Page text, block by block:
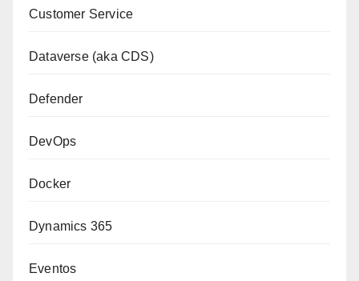
Customer Service
Dataverse (aka CDS)
Defender
DevOps
Docker
Dynamics 365
Eventos